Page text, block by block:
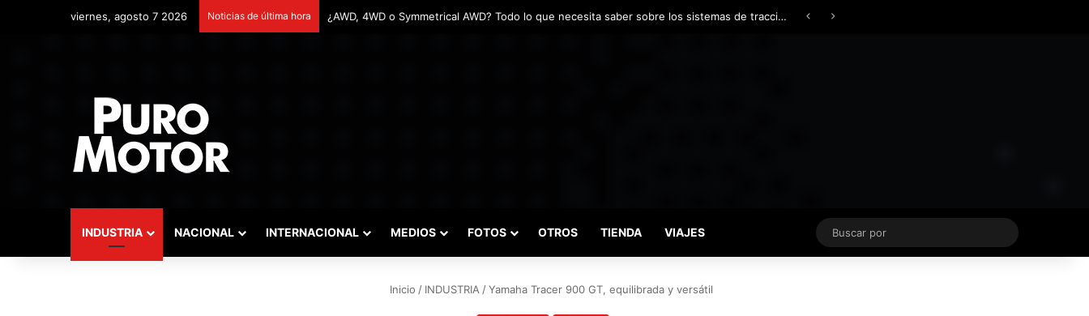
viernes, agosto 7 2026 Noticias de última hora Remontadas marcaron el inicio del Campeonato de Invierno de Kartismo
INDUSTRIA NACIONAL INTERNACIONAL MEDIOS FOTOS OTROS TIENDA VIAJES
Buscar
por
Inicio / INDUSTRIA /Yamaha Tracer 900 GT, equilibrada y versátil